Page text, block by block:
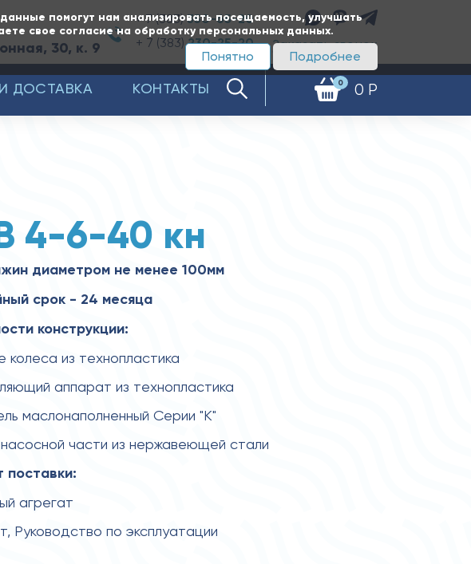
помогут нам анализировать посещаемость, улучшать
свое согласие на обработку персональных данных.
Подробнее
Понятно
30, к. 9
+ 7 (383)350-65-20
+ 7 (383)230-25-20 Заказать звонок
0 0 Р
ДОСТАВКА КОНТАКТЫ
4-6-40 кн
диаметром не менее 100мм
срок - 24 месяца
конструкции:
колеса из технопластика
аппарат из технопластика
маслонаполненный Серии "К"
части из нержавеющей стали
поставки:
агрегат
Руководство по эксплуатации